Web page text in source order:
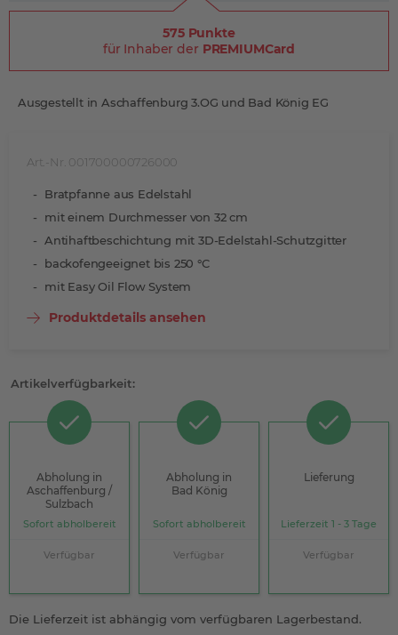
Art.-Nr. 001700000726000
Bratpfanne aus Edelstahl
mit einem Durchmesser von 32 cm
Antihaftbeschichtung mit 3D-Edelstahl-Schutzgitter
backofengeeignet bis 250 °C
mit Easy Oil Flow System
Produktdetails ansehen
Artikelverfügbarkeit:
Abholung in
Aschaffenburg /
Sulzbach
Sofort abholbereit
Verfügbar
Abholung in
Bad König
Sofort abholbereit
Verfügbar
Lieferung
Lieferzeit 1 - 3 Tage
Verfügbar
Die Lieferzeit ist abhängig vom verfügbaren Lagerbestand.
575 Punkte
für Inhaber der PREMIUMCard
Ausgestellt in Aschaffenburg 3.OG und Bad König EG